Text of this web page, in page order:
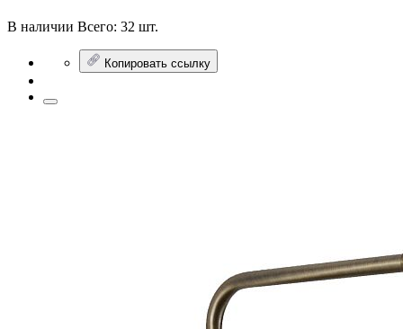
В наличии Всего: 32 шт.
Копировать ссылку